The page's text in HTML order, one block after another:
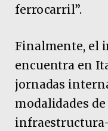
ferrocarril”.
Finalmente, el
encuentra en
jornadas
modalidades